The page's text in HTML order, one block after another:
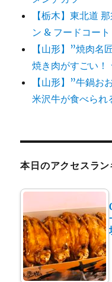
【栃木】東北道
ン & フードコー
【山形】”焼肉名
焼き肉がすごい
【山形】”牛鍋お
米沢牛が食べら
本日のアクセスラ